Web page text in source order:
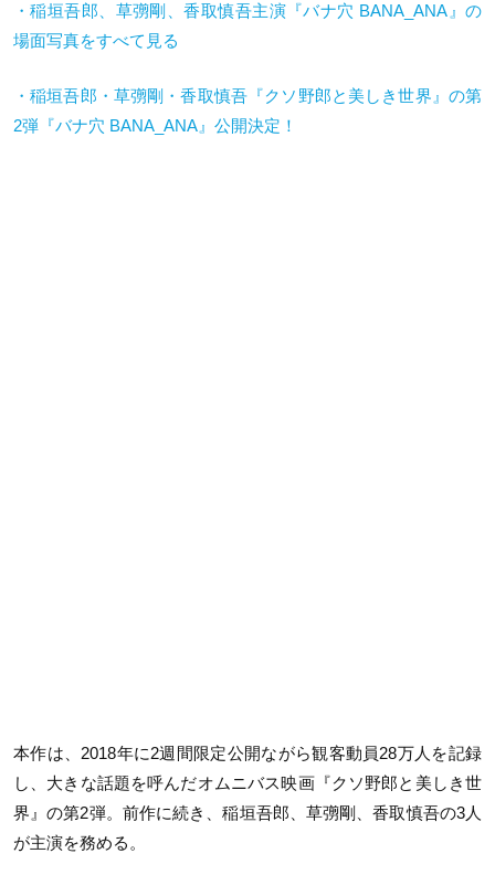
・稲垣吾郎、草彅剛、香取慎吾主演『バナ穴 BANA_ANA』の
場面写真をすべて見る
・稲垣吾郎・草彅剛・香取慎吾『クソ野郎と美しき世界』の第
2弾『バナ穴 BANA_ANA』公開決定！
本作は、2018年に2週間限定公開ながら観客動員28万人を記録
し、大きな話題を呼んだオムニバス映画『クソ野郎と美しき世
界』の第2弾。前作に続き、稲垣吾郎、草彅剛、香取慎吾の3人
が主演を務める。